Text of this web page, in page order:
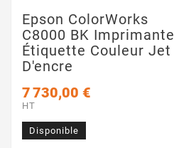
Epson ColorWorks
C8000 BK Imprimante
Étiquette Couleur Jet
D'encre
7 730,00 €
HT
Disponible